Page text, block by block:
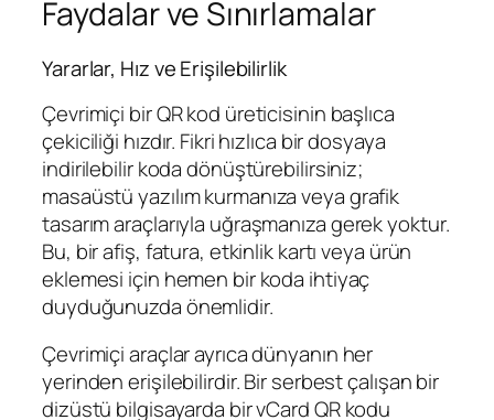
Faydalar ve Sınırlamalar
Yararlar, Hız ve Erişilebilirlik
Çevrimiçi bir QR kod üreticisinin başlıca
çekiciliği hızdır. Fikri hızlıca bir dosyaya
indirilebilir koda dönüştürebilirsiniz;
masaüstü yazılım kurmanıza veya grafik
tasarım araçlarıyla uğraşmanıza gerek yoktur.
Bu, bir afiş, fatura, etkinlik kartı veya ürün
eklemesi için hemen bir koda ihtiyaç
duyduğunuzda önemlidir.
Çevrimiçi araçlar ayrıca dünyanın her
yerinden erişilebilirdir. Bir serbest çalışan bir
dizüstü bilgisayarda bir vCard QR kodu